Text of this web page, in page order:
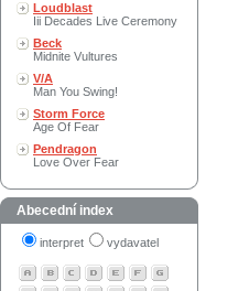
Loudblast
Iii Decades Live Ceremony
Beck
Midnite Vultures
V/A
Man You Swing!
Storm Force
Age Of Fear
Pendragon
Love Over Fear
Abecední index
interpret vydavatel